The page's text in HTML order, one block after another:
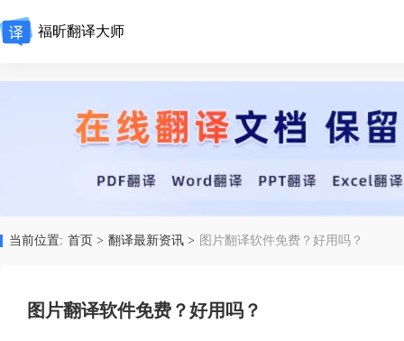
福昕翻译大师
当前位置: 首页 > 翻译最新资讯 > 图片翻译软件免费？好用吗？
图片翻译软件免费？好用吗？